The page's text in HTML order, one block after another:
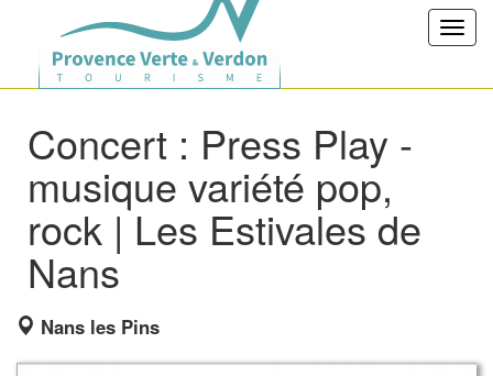
Concert : Press Play -
musique variété pop,
rock | Les Estivales de
Nans
Nans les Pins